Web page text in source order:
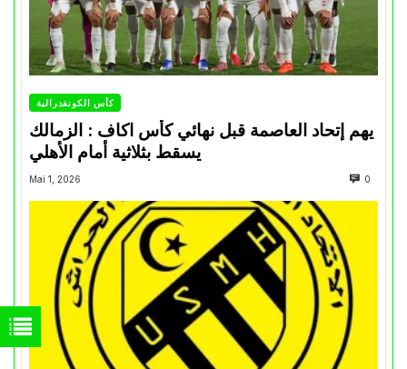
كأس الكونفدرالية
يهم إتحاد العاصمة قبل نهائي كأس اكاف : الزمالك
Mai 1, 2026 0